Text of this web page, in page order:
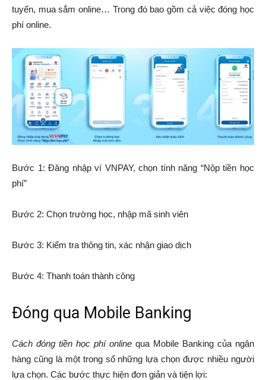
tuyến, mua sắm online… Trong đó bao gồm cả việc đóng học
phí online.
Bước 1: Đăng nhập ví VNPAY, chọn tính năng “Nộp tiền học
phí”
Bước 2: Chọn trường học, nhập mã sinh viên
Bước 3: Kiểm tra thông tin, xác nhận giao dịch
Bước 4: Thanh toán thành công
Đóng qua Mobile Banking
Cách đóng tiền học phí online qua Mobile Banking của ngân
hàng cũng là một trong số những lựa chọn được nhiều người
lựa chọn. Các bước thực hiện đơn giản và tiện lợi: